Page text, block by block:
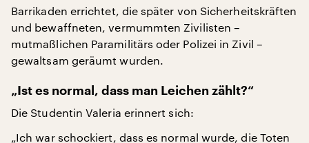
Barrikaden errichtet, die später von Sicherheitskräften
und bewaffneten, vermummten Zivilisten –
mutmaßlichen Paramilitärs oder Polizei in Zivil –
gewaltsam geräumt wurden.
„Ist es normal, dass man Leichen zählt?“
Die Studentin Valeria erinnert sich:
„Ich war schockiert, dass es normal wurde, die Toten